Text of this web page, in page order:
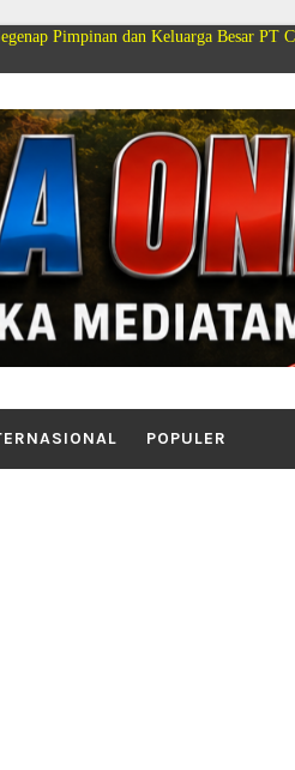
dan Keluarga Besar PT Cakrawala
POPULER